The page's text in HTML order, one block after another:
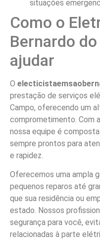
situações
Como o
Bernardo
ajudar
O
prestação de serviços
Campo, oferecendo um
comprometimento. Com
nossa equipe é
sempre prontos para
e rapidez.
Oferecemos uma ampla
pequenos reparos até
que sua residência ou
estado. Nossos
segurança para você,
relacionadas à parte